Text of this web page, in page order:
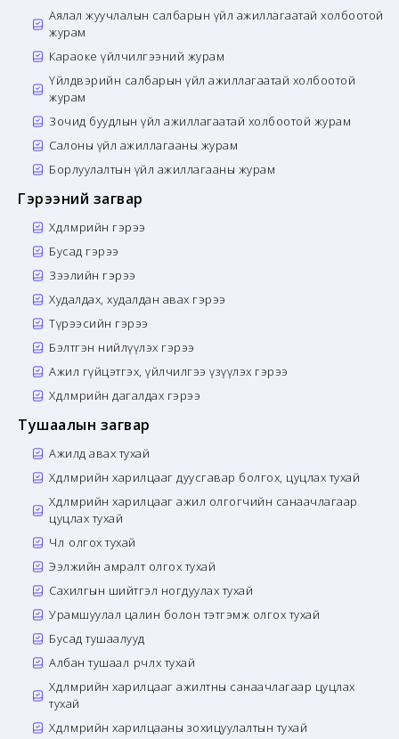
Аялал жуучлалын салбарын үйл ажиллагаатай холбоотой
журам
Караоке үйлчилгээний журам
Үйлдвэрийн салбарын үйл ажиллагаатай холбоотой
журам
Зочид буудлын үйл ажиллагаатай холбоотой журам
Салоны үйл ажиллагааны журам
Борлуулалтын үйл ажиллагааны журам
Гэрээний загвар
Хөдөлмөрийн гэрээ
Бусад гэрээ
Зээлийн гэрээ
Худалдах, худалдан авах гэрээ
Түрээсийн гэрээ
Бэлтгэн нийлүүлэх гэрээ
Ажил гүйцэтгэх, үйлчилгээ үзүүлэх гэрээ
Хөдөлмөрийн дагалдах гэрээ
Тушаалын загвар
Ажилд авах тухай
Хөдөлмөрийн харилцааг дуусгавар болгох, цуцлах тухай
Хөдөлмөрийн харилцааг ажил олгогчийн санаачлагаар
цуцлах тухай
Чөлөө олгох тухай
Ээлжийн амралт олгох тухай
Сахилгын шийтгэл ногдуулах тухай
Урамшуулал цалин болон тэтгэмж олгох тухай
Бусад тушаалууд
Албан тушаал өөрчлөх тухай
Хөдөлмөрийн харилцааг ажилтны санаачлагаар цуцлах
тухай
Хөдөлмөрийн харилцааны зохицуулалтын тухай